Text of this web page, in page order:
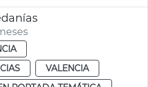
VALENCIA